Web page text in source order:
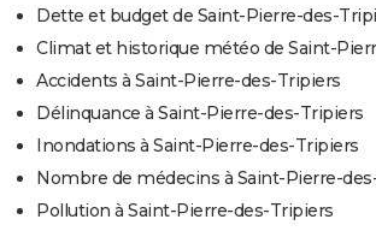
Dette et budget de Saint-Pierre-des-
Climat et historique météo de Saint-
Accidents à Saint-Pierre-des-Tripiers
Délinquance à Saint-Pierre-des-Tripiers
Inondations à Saint-Pierre-des-Tripiers
Nombre de médecins à Saint-Pierre-
Pollution à Saint-Pierre-des-Tripiers